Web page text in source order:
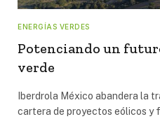
ENERGÍAS VERDES
Potenciando un
verde
Iberdrola México abandera la
cartera de proyectos eólicos y